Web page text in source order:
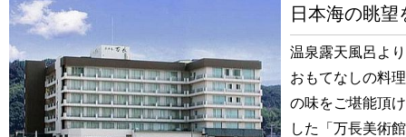
日本海の眺
温泉露天風呂よ
おもてなしの料
の味をご堪能頂
した「万長美術